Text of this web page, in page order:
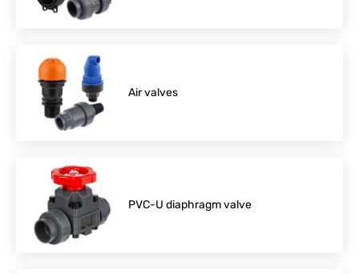
Air valves
PVC-U diaphragm valve